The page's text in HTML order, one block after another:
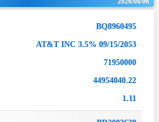
BQ8960495
AT&T INC 3.5% 09/15/2053
71950000
44954040.22
1.11